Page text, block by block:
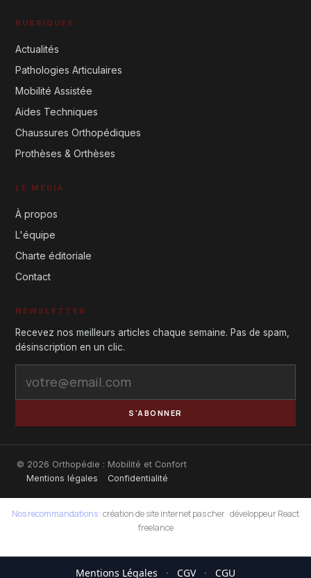
RUBRIQUES
Actualités
Pathologies Articulaires
Mobilité Assistée
Aides Techniques
Chaussures Orthopédiques
Prothèses & Orthèses
LE MÉDIA
À propos
L'équipe
Charte éditoriale
Contact
NEWSLETTER
Recevez nos meilleurs articles chaque semaine. Pas de spam,
désinscription en un clic.
S'ABONNER
© 2026 Orthopédie : Mobilité et Confort
Mentions légales
Confidentialité
Nos recommandations :création de site internet pas cher·développeur React
freelance
Mentions Légales · CGV · CGU